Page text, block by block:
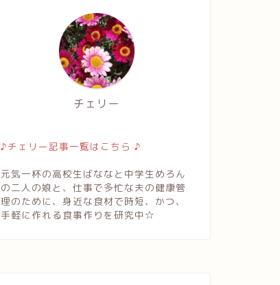
チェリー
♪チェリー記事一覧はこちら ♪
元気一杯の高校生ばななと中学生めろん
の二人の娘と、仕事で多忙な夫の健康管
理のために、身近な食材で時短、かつ、
手軽に作れる食事作りを研究中☆